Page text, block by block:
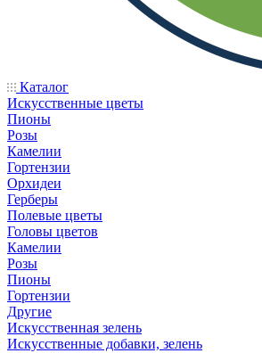
Каталог
Искусственные цветы
Пионы
Розы
Камелии
Гортензии
Орхидеи
Герберы
Полевые цветы
Головы цветов
Камелии
Розы
Пионы
Гортензии
Другие
Искусственная зелень
Искусственные добавки, зелень